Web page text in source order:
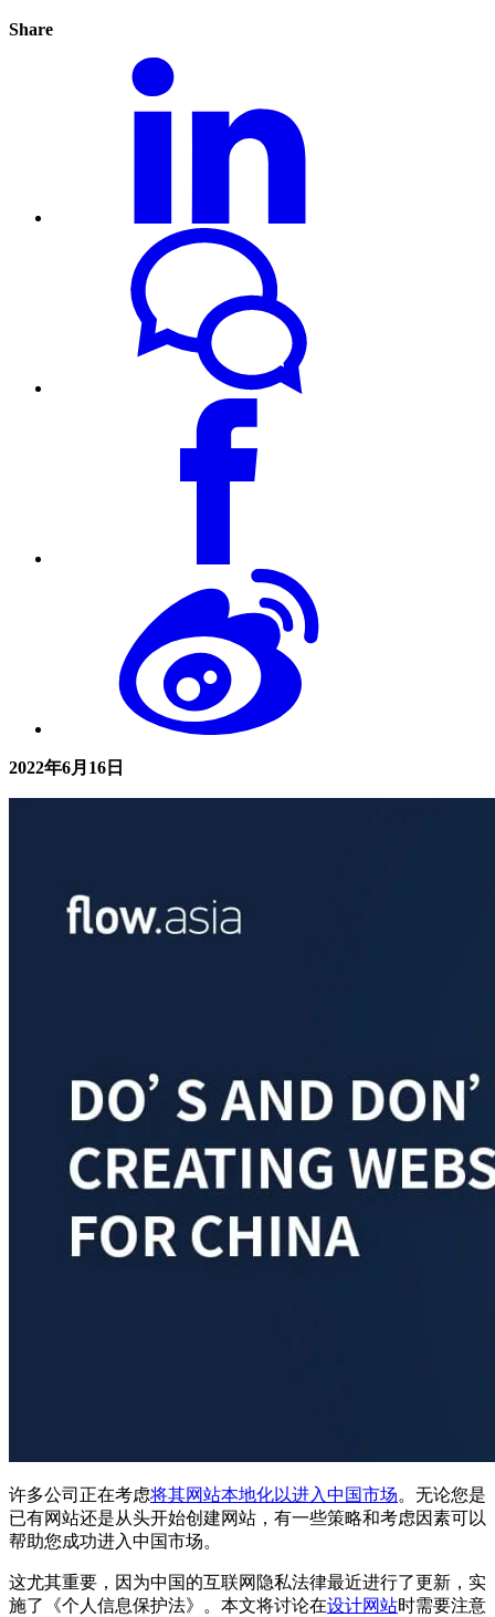
Share
2022年6月16日
许多公司正在考虑将其网站本地化以进入中国市场。无论您是
已有网站还是从头开始创建网站，有一些策略和考虑因素可以
帮助您成功进入中国市场。
这尤其重要，因为中国的互联网隐私法律最近进行了更新，实
施了《个人信息保护法》。本文将讨论在设计网站时需要注意